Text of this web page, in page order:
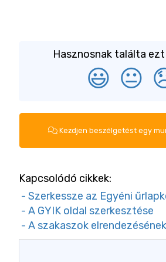
Hasznosnak találta
😃 😐
Kezdjen beszélgetést egy
Kapcsolódó cikkek:
- Szerkessze az Egyéni
- A GYIK oldal szerkesztése
- A szakaszok